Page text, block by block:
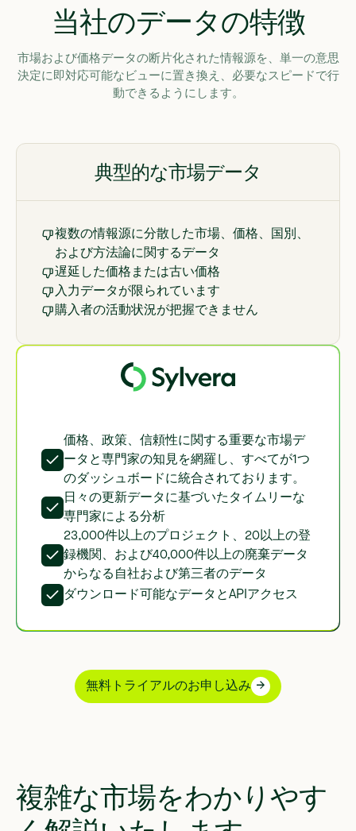
当社のデータの特徴
市場および価格データの断片化された情報源を、単一の意思
決定に即対応可能なビューに置き換え、必要なスピードで行
動できるようにします。
典型的な市場データ
複数の情報源に分散した市場、価格、国別、
および方法論に関するデータ
遅延した価格または古い価格
入力データが限られています
購入者の活動状況が把握できません
価格、政策、信頼性に関する重要な市場デ
ータと専門家の知見を網羅し、すべてが1つ
のダッシュボードに統合されております。
日々の更新データに基づいたタイムリーな
専門家による分析
23,000件以上のプロジェクト、20以上の登
録機関、および40,000件以上の廃棄データ
からなる自社および第三者のデータ
ダウンロード可能なデータとAPIアクセス
無料トライアルのお申し込み
複雑な市場をわかりやす